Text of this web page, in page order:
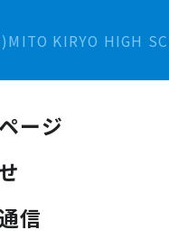
KIRYO HIGH
ージ
信